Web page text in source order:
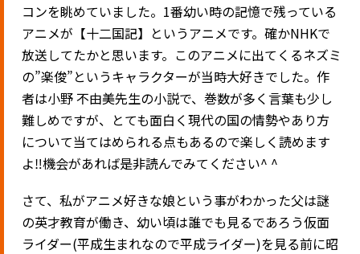
コンを眺めていました。1番幼い時の記憶で残っている
アニメが【十二国記】というアニメです。確かNHKで
放送してたかと思います。このアニメに出てくるネズミ
の”楽俊”というキャラクターが当時大好きでした。作
者は小野 不由美先生の小説で、巻数が多く言葉も少し
難しめですが、とても面白く現代の国の情勢やあり方
について当てはめられる点もあるので楽しく読めます
よ‼️機会があれば是非読んでみてください^ ^
さて、私がアニメ好きな娘という事がわかった父は謎
の英才教育が働き、幼い頃は誰でも見るであろう仮面
ライダー(平成生まれなので平成ライダー)を見る前に昭